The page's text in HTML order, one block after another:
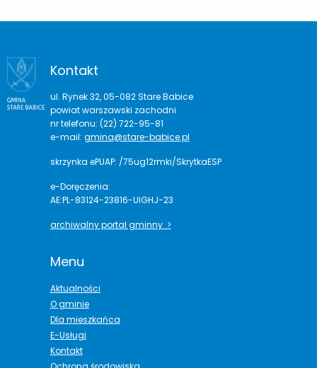
Kontakt
ul. Rynek 32, 05-082 Stare Babice
powiat warszawski zachodni
nr telefonu: (22) 722-95-81
e-mail: gmina@stare-babice.pl
skrzynka ePUAP: /75ug12rmki/SkrytkaESP
e-Doręczenia:
AE:PL-83124-23816-UIGHJ-23
archiwalny portal gminny >
Menu
Aktualności
O gminie
Dla mieszkańca
E-Usługi
Kontakt